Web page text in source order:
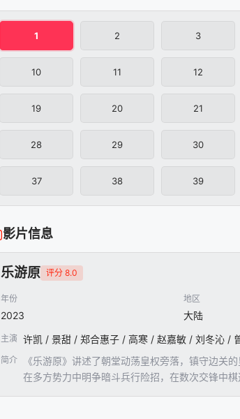
1 2 3
10 11 12
19 20 21
28 29 30
37 38 39
影片信息
乐游原 评分 8.0
年份
2023
地区
大陆
主演 许凯 / 景甜 / 郑合惠子 / 高寒 / 赵嘉敏 / 刘冬沁 /
简介
《乐游原》讲述了朝堂动荡皇权旁落，镇守边关
在多方势力中明争暗斗兵行险招，在数次交锋中